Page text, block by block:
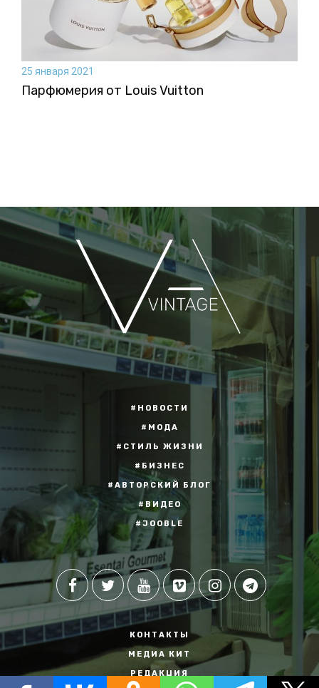
25 января 2021
Парфюмерия от Louis Vuitton
#НОВОСТИ
#МОДА
#СТИЛЬ ЖИЗНИ
#БИЗНЕС
#АВТОРСКИЙ БЛОГ
#ВИДЕО
#JOOBLE
КОНТАКТЫ
МЕДИА КИТ
РЕДАКЦИЯ